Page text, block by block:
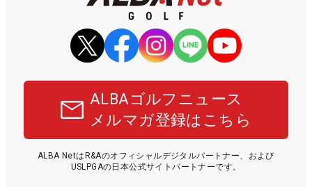
ALBAゴルフニュース
メルマガ登録はこちら
ALBA NetはR&Aのオフィシャルデジタルパートナー、および
USLPGAの日本公式サイトパートナーです。